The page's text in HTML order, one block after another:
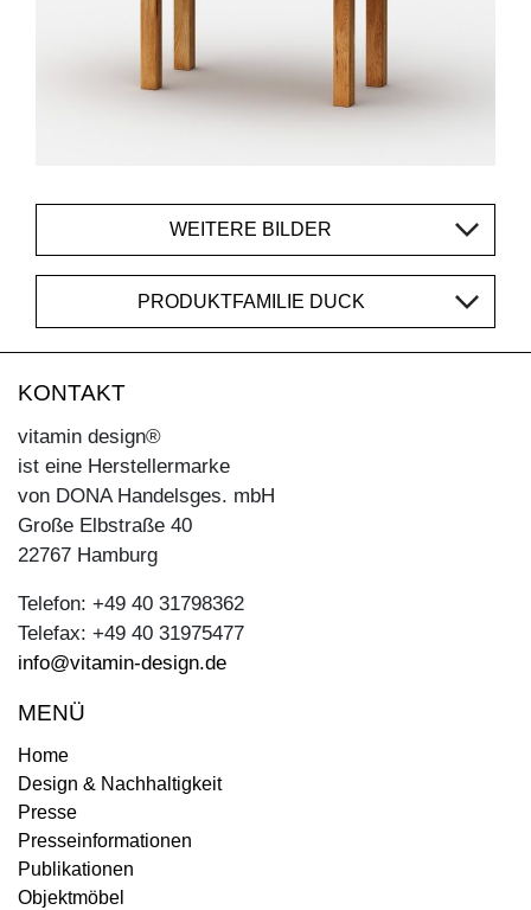
WEITERE BILDER
PRODUKTFAMILIE DUCK
KONTAKT
vitamin design®
ist eine Herstellermarke
von DONA Handelsges. mbH
Große Elbstraße 40
22767 Hamburg
Telefon: +49 40 31798362
Telefax: +49 40 31975477
info@vitamin-design.de
MENÜ
Home
Design & Nachhaltigkeit
Presse
Presseinformationen
Publikationen
Objektmöbel